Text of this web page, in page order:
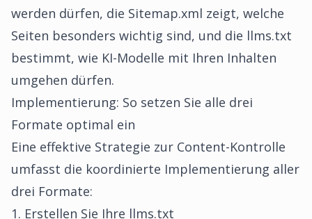
werden dürfen, die Sitemap.xml zeigt, welche
Seiten besonders wichtig sind, und die llms.txt
bestimmt, wie KI-Modelle mit Ihren Inhalten
umgehen dürfen.
Implementierung: So setzen Sie alle drei
Formate optimal ein
Eine effektive Strategie zur Content-Kontrolle
umfasst die koordinierte Implementierung aller
drei Formate:
1. Erstellen Sie Ihre llms.txt